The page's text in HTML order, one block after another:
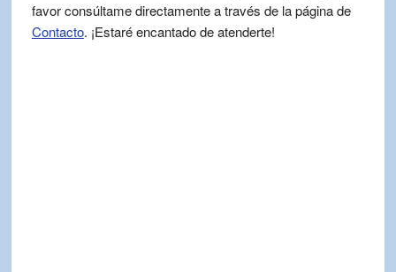
favor consúltame directamente a través de la página de
Contacto. ¡Estaré encantado de atenderte!